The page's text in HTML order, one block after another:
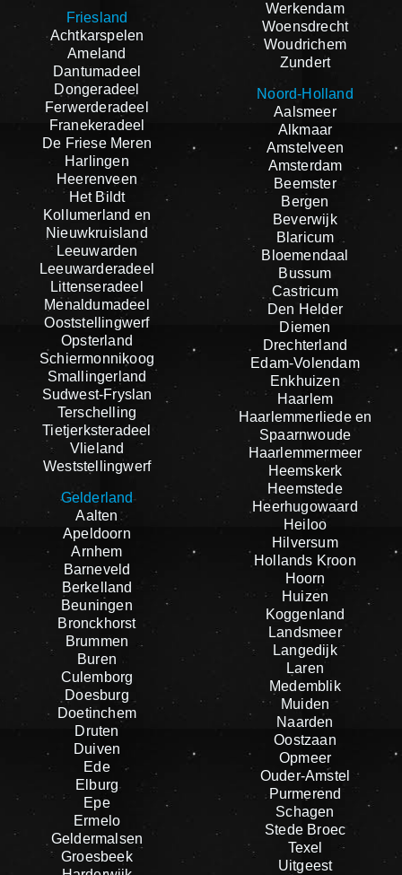
Friesland
Achtkarspelen
Ameland
Dantumadeel
Dongeradeel
Ferwerderadeel
Franekeradeel
De Friese Meren
Harlingen
Heerenveen
Het Bildt
Kollumerland en
Nieuwkruisland
Leeuwarden
Leeuwarderadeel
Littenseradeel
Menaldumadeel
Ooststellingwerf
Opsterland
Schiermonnikoog
Smallingerland
Sudwest-Fryslan
Terschelling
Tietjerksteradeel
Vlieland
Weststellingwerf
Gelderland
Aalten
Apeldoorn
Arnhem
Barneveld
Berkelland
Beuningen
Bronckhorst
Brummen
Buren
Culemborg
Doesburg
Doetinchem
Druten
Duiven
Ede
Elburg
Epe
Ermelo
Geldermalsen
Groesbeek
Werkendam
Woensdrecht
Woudrichem
Zundert
Noord-Holland
Aalsmeer
Alkmaar
Amstelveen
Amsterdam
Beemster
Bergen
Beverwijk
Blaricum
Bloemendaal
Bussum
Castricum
Den Helder
Diemen
Drechterland
Edam-Volendam
Enkhuizen
Haarlem
Haarlemmerliede en
Spaarnwoude
Haarlemmermeer
Heemskerk
Heemstede
Heerhugowaard
Heiloo
Hilversum
Hollands Kroon
Hoorn
Huizen
Koggenland
Landsmeer
Langedijk
Laren
Medemblik
Muiden
Naarden
Oostzaan
Opmeer
Ouder-Amstel
Purmerend
Schagen
Stede Broec
Texel
Uitgeest